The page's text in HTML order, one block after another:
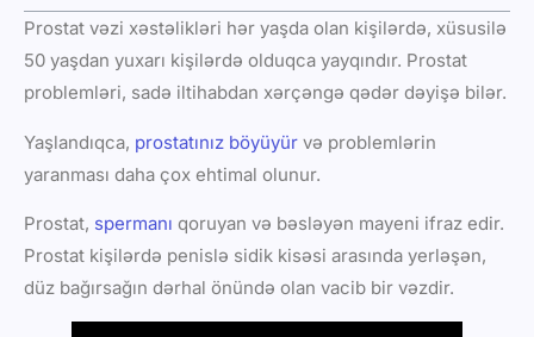
Prostat vəzi xəstəlikləri hər yaşda olan kişilərdə, xüsusilə
50 yaşdan yuxarı kişilərdə olduqca yayqındır. Prostat
problemləri, sadə iltihabdan xərçəngə qədər dəyişə bilər.
Yaşlandıqca, prostatınız böyüyür və problemlərin
yaranması daha çox ehtimal olunur.
Prostat, spermanı qoruyan və bəsləyən mayeni ifraz edir.
Prostat kişilərdə penislə sidik kisəsi arasında yerləşən,
düz bağırsağın dərhal önündə olan vacib bir vəzdir.